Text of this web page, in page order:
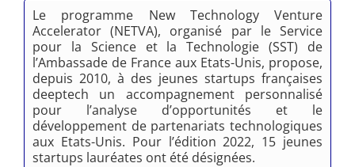
Le programme New Technology Venture
Accelerator (NETVA), organisé par le Service
pour la Science et la Technologie (SST) de
l’Ambassade de France aux Etats-Unis, propose,
depuis 2010, à des jeunes startups françaises
deeptech un accompagnement personnalisé
pour l’analyse d’opportunités et le
développement de partenariats technologiques
aux Etats-Unis. Pour l’édition 2022, 15 jeunes
startups lauréates ont été désignées.